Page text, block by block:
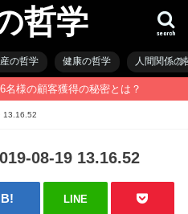
哲学 search
の哲学 健康の哲学 人間関係の
名様の顧客獲得の秘密とは？
13.16.52
08-19 13.16.52
LINE